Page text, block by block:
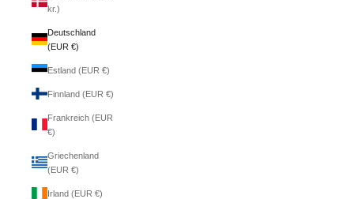
kr.)
Deutschland
(EUR €)
Estland (EUR €)
Finnland (EUR €)
Frankreich (EUR
€)
Griechenland
(EUR €)
Irland (EUR €)